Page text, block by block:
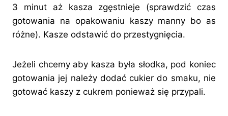
3 minut aż kasza zgęstnieje (sprawdzić czas
gotowania na opakowaniu kaszy manny bo as
różne). Kasze odstawić do przestygnięcia.
Jeżeli chcemy aby kasza była słodka, pod koniec
gotowania jej należy dodać cukier do smaku, nie
gotować kaszy z cukrem ponieważ się przypali.